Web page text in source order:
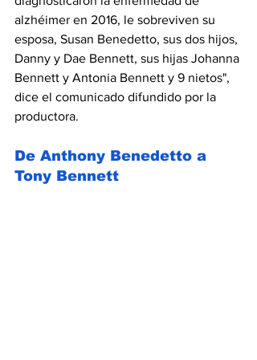
alzhéimer en 2016, le sobreviven su
esposa, Susan Benedetto, sus dos hijos,
Danny y Dae Bennett, sus hijas Johanna
Bennett y Antonia Bennett y 9 nietos",
dice el comunicado difundido por la
productora.
De Anthony Benedetto a
Tony Bennett